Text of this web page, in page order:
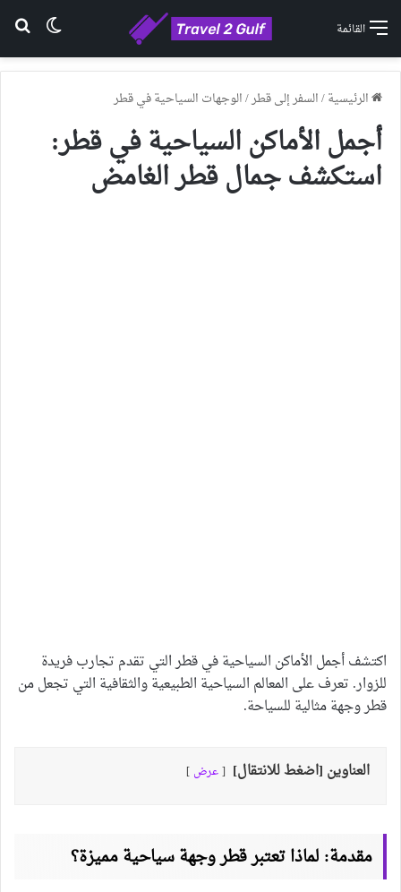
القائمة
الرئيسية/السفر إلى قطر/الوجهات السياحية في قطر
أجمل الأماكن السياحية في قطر:
استكشف جمال قطر الغامض
اكتشف أجمل الأماكن السياحية في قطر التي تقدم تجارب فريدة
للزوار. تعرف على المعالم السياحية الطبيعية والثقافية التي تجعل من
قطر وجهة مثالية للسياحة.
العناوين [اضغط للانتقال] عرض
مقدمة: لماذا تعتبر قطر وجهة سياحية مميزة؟